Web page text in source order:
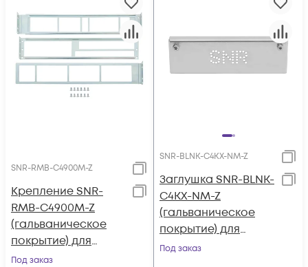
SNR-RMB-C4900M-Z
Крепление SNR-
RMB-C4900M-Z
(гальваническое
покрытие) для
коммутатора Cisco
Под заказ
SNR-BLNK-C4KX-NM-Z
Заглушка SNR-BLNK-
C4KX-NM-Z
(гальваническое
покрытие) для
модуля
Под заказ